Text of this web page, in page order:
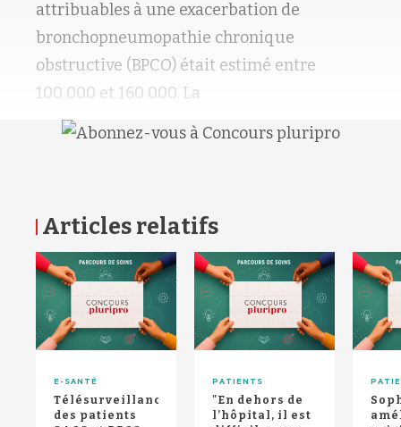
attribuables à une exacerbation de
bronchopneumopathie chronique
obstructive (BPCO) était estimé entre
100 000 et 160 000. La
Articles relatifs
E-SANTÉ
Télésurveillance
des patients
PATIENTS
"En dehors de
l’hôpital, il est
RETOUR HAUT DE PAGE